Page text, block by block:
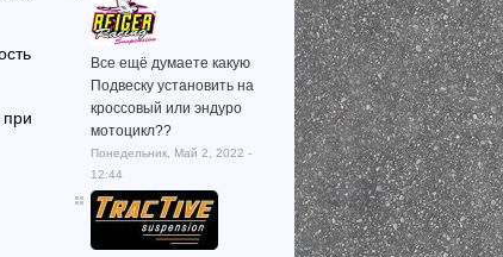
Все ещё думаете какую
Подвеску установить на
кроссовый или эндуро
мотоцикл??
Понедельник, Май 2, 2022 -
12:44